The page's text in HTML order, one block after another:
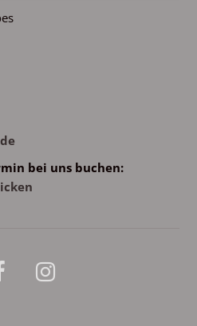
bei uns buchen: